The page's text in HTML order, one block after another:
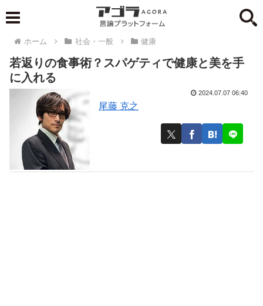
ホーム 社会・一般 健康
若返りの食事術？スパゲティで健康と美を手
に入れる
尾藤 克之
2024.07.07 06:40